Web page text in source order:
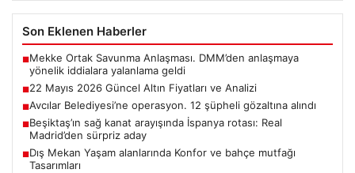
Son Eklenen Haberler
■Mekke Ortak Savunma Anlaşması. DMM’den anlaşmaya
yönelik iddialara yalanlama geldi
■22 Mayıs 2026 Güncel Altın Fiyatları ve Analizi
■Avcılar Belediyesi’ne operasyon. 12 şüpheli gözaltına alındı
■Beşiktaş’ın sağ kanat arayışında İspanya rotası: Real
Madrid’den sürpriz aday
■Dış Mekan Yaşam alanlarında Konfor ve bahçe mutfağı
Tasarımları